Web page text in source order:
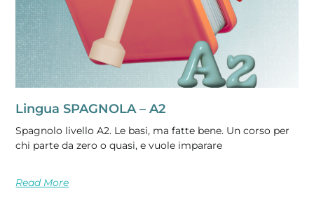
Lingua SPAGNOLA – A2
Spagnolo livello A2. Le basi, ma fatte bene. Un corso per
chi parte da zero o quasi, e vuole imparare
Read More